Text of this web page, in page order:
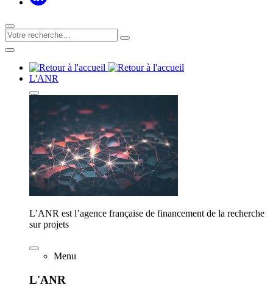
L'ANR
L’ANR est l’agence française de financement de la recherche
sur projets
Menu
L'ANR